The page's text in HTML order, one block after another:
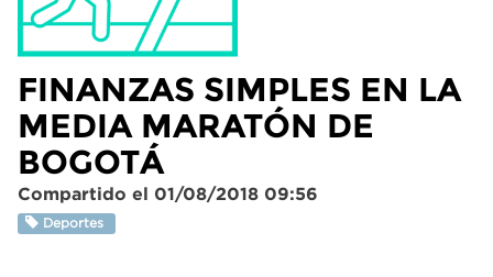
FINANZAS SIMPLES EN LA
MEDIA MARATÓN DE
BOGOTÁ
Compartido el 01/08/2018 09:56
Deportes